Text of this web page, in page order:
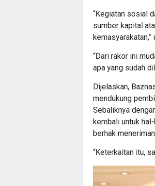
“Kegiatan sosial
sumber kapital
kemasyarakatan,”
“Dari rakor ini
apa yang sudah
Dijelaskan,
mendukung
Sebaliknya
kembali untuk
berhak
“Keterkaitan itu,